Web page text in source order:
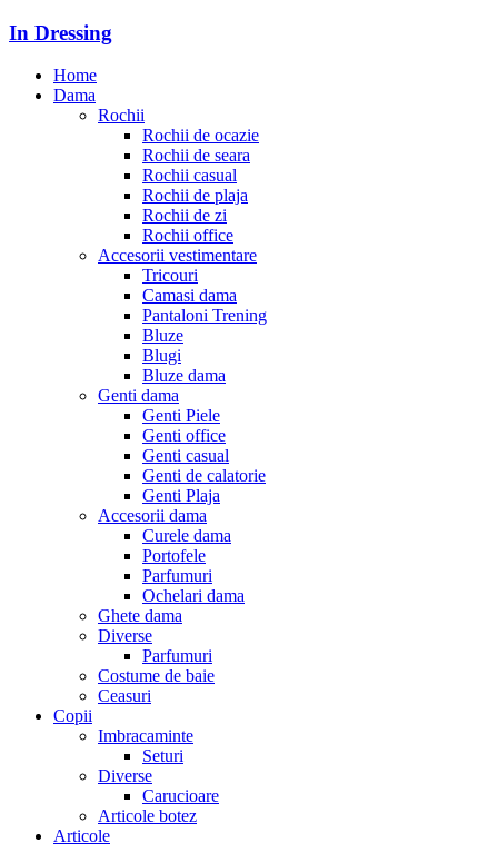
In Dressing
Home
Dama
Rochii
Rochii de ocazie
Rochii de seara
Rochii casual
Rochii de plaja
Rochii de zi
Rochii office
Accesorii vestimentare
Tricouri
Camasi dama
Pantaloni Trening
Bluze
Blugi
Bluze dama
Genti dama
Genti Piele
Genti office
Genti casual
Genti de calatorie
Genti Plaja
Accesorii dama
Curele dama
Portofele
Parfumuri
Ochelari dama
Ghete dama
Diverse
Parfumuri
Costume de baie
Ceasuri
Copii
Imbracaminte
Seturi
Diverse
Carucioare
Articole botez
Articole